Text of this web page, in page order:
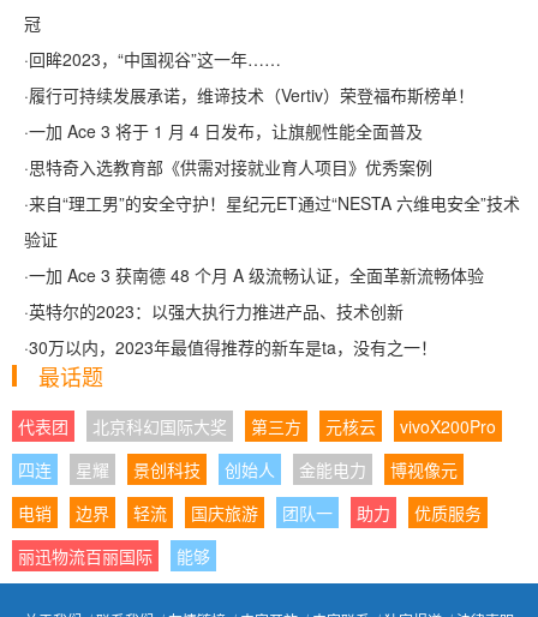
冠
·​回眸2023，“中国视谷”这一年……
·履行可持续发展承诺，维谛技术（Vertiv）荣登福布斯榜单！
·一加 Ace 3 将于 1 月 4 日发布，让旗舰性能全面普及
·思特奇入选教育部《供需对接就业育人项目》优秀案例
·来自“理工男”的安全守护！星纪元ET通过“NESTA 六维电安全”技术
验证
·一加 Ace 3 获南德 48 个月 A 级流畅认证，全面革新流畅体验
·英特尔的2023：以强大执行力推进产品、技术创新
·30万以内，2023年最值得推荐的新车是ta，没有之一！
最话题
代表团 北京科幻国际大奖 第三方 元核云
vivoX200Pro
四连
星耀 景创科技 创始人 金能电力
博视像元
电销
边界 轻流 国庆旅游 团队一 助力
优质服务
丽迅物流百丽国际
能够